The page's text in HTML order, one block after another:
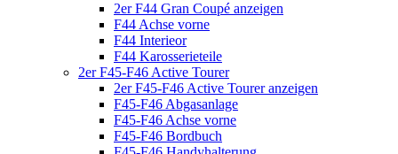
2er F44 Gran Coupé anzeigen
F44 Achse vorne
F44 Interieor
F44 Karosserieteile
2er F45-F46 Active Tourer
2er F45-F46 Active Tourer anzeigen
F45-F46 Abgasanlage
F45-F46 Achse vorne
F45-F46 Bordbuch